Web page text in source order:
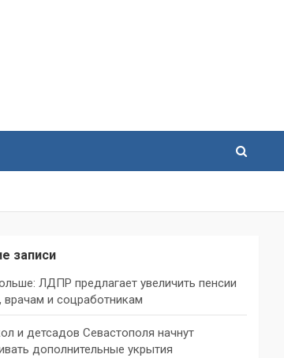
записи
ЛДПР предлагает увеличить пенсии
врачам и соцработникам
и детсадов Севастополя начнут
дополнительные укрытия